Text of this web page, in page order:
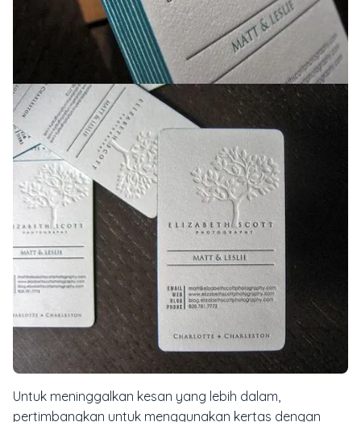
Untuk meninggalkan kesan yang lebih dalam,
pertimbangkan untuk menggunakan kertas dengan